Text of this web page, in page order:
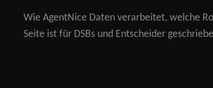
Wie AgentNice Daten verarbeitet, welche
Seite ist für DSBs und Entscheider